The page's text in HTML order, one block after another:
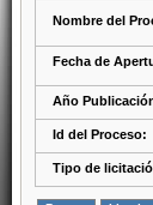
Nombre del
Fecha de
Año
Id del Proceso:
Tipo de